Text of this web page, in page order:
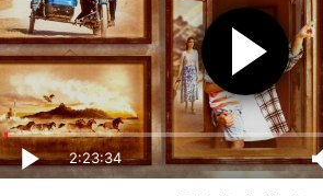
2:23:34